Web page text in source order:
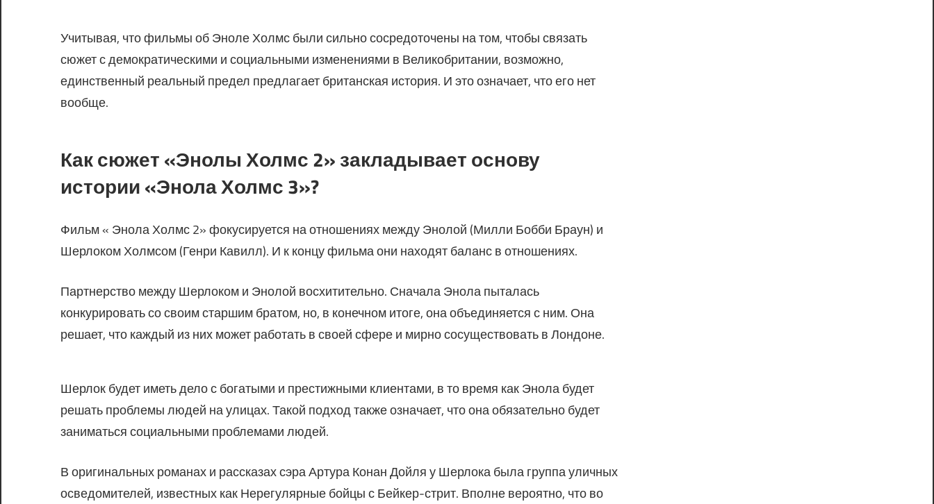
Учитывая, что фильмы об Эноле Холмс были сильно сосредоточены на том, чтобы связать
сюжет с демократическими и социальными изменениями в Великобритании, возможно,
единственный реальный предел предлагает британская история. И это означает, что его нет
вообще.
Как сюжет «Энолы Холмс 2» закладывает основу
истории «Энола Холмс 3»?
Фильм « Энола Холмс 2» фокусируется на отношениях между Энолой (Милли Бобби Браун) и
Шерлоком Холмсом (Генри Кавилл). И к концу фильма они находят баланс в отношениях.
Партнерство между Шерлоком и Энолой восхитительно. Сначала Энола пыталась
конкурировать со своим старшим братом, но, в конечном итоге, она объединяется с ним. Она
решает, что каждый из них может работать в своей сфере и мирно сосуществовать в Лондоне.
Шерлок будет иметь дело с богатыми и престижными клиентами, в то время как Энола будет
решать проблемы людей на улицах. Такой подход также означает, что она обязательно будет
заниматься социальными проблемами людей.
В оригинальных романах и рассказах сэра Артура Конан Дойля у Шерлока была группа уличных
осведомителей, известных как Нерегулярные бойцы с Бейкер-стрит. Вполне вероятно, что во